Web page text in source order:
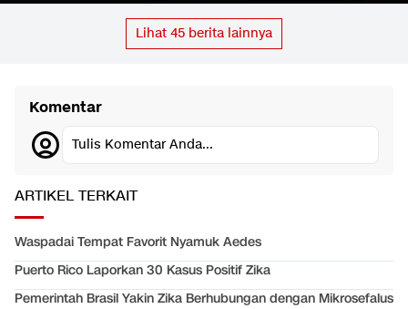
Lihat 45 berita lainnya
Komentar
Tulis Komentar Anda...
ARTIKEL TERKAIT
Waspadai Tempat Favorit Nyamuk Aedes
Puerto Rico Laporkan 30 Kasus Positif Zika
Pemerintah Brasil Yakin Zika Berhubungan dengan Mikrosefalus